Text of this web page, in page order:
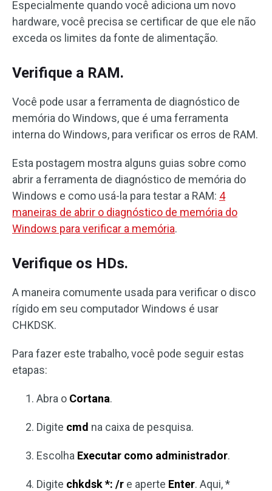
Especialmente quando você adiciona um novo
hardware, você precisa se certificar de que ele não
exceda os limites da fonte de alimentação.
Verifique a RAM.
Você pode usar a ferramenta de diagnóstico de
memória do Windows, que é uma ferramenta
interna do Windows, para verificar os erros de RAM.
Esta postagem mostra alguns guias sobre como
abrir a ferramenta de diagnóstico de memória do
Windows e como usá-la para testar a RAM: 4
maneiras de abrir o diagnóstico de memória do
Windows para verificar a memória.
Verifique os HDs.
A maneira comumente usada para verificar o disco
rígido em seu computador Windows é usar
CHKDSK.
Para fazer este trabalho, você pode seguir estas
etapas:
Abra o Cortana.
Digite cmd na caixa de pesquisa.
Escolha Executar como administrador.
Digite chkdsk *: /r e aperte Enter. Aqui, *